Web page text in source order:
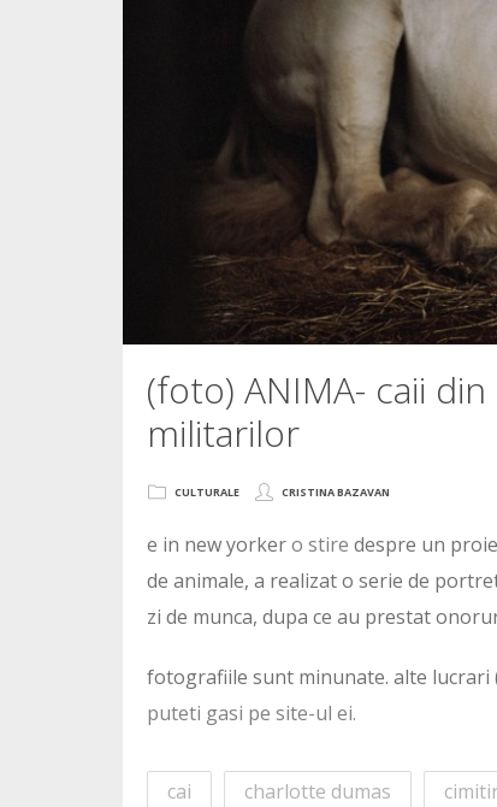
(foto) ANIMA- caii
militarilor
CULTURALE CRISTINA BAZAVAN
e in new yorkero stire despre un
de animale, a realizat o serie de
zi de munca, dupa ce au prestat
fotografiile sunt minunate. alte lucrari
puteti gasi pe site-ul ei.
cai charlotte dumas